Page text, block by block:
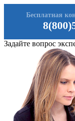
Бесплатная
Задайте вопрос